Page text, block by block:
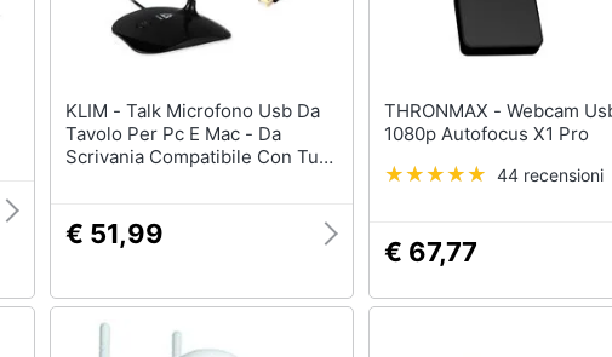
Hard disk esterno
KLIM - Talk Microfono Usb Da
Tavolo Per Pc E Mac - Da
Scrivania Compatibile Con Tutti
Ad Alta Definizione - Nero
€ 51,99
THRONMAX - Webcam Usb
1080p Autofocus X1 Pro
44 recensioni
€ 67,77